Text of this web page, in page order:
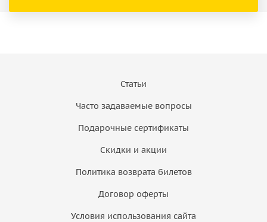
Статьи
Часто задаваемые вопросы
Подарочные сертификаты
Скидки и акции
Политика возврата билетов
Договор оферты
Условия использования сайта